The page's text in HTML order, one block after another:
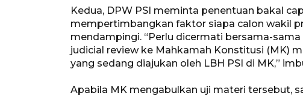
Kedua, DPW PSI meminta penentuan bakal
mempertimbangkan faktor siapa calon wakil
mendampingi. “Perlu dicermati bersama-
judicial review ke Mahkamah Konstitusi (MK)
yang sedang diajukan oleh LBH PSI di MK,”
Apabila MK mengabulkan uji materi tersebut,